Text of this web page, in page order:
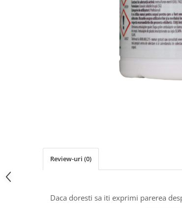
Review-uri (0)
Daca doresti sa iti exprimi parerea